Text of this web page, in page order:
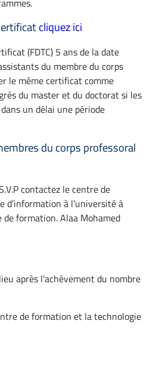
cliquez ici
(FDTC) 5 ans de la date
du membre du corps
le même certificat comme
du master et du doctorat si les
un délai une période
du corps professoral
contactez le centre de
à l’université à
formation. Alaa Mohamed
après l’achèvement du nombre
de formation et la technologie